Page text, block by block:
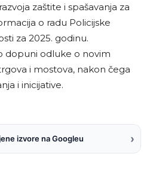
zaštite i spašavanja za
o radu Policijske
za 2025. godinu.
dopuni odluke o novim
i mostova, nakon čega
i inicijative.
izvore na Googleu ›